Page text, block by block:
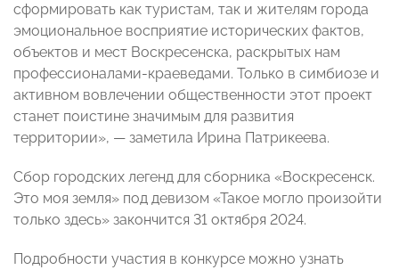
сформировать как туристам, так и жителям города
эмоциональное восприятие исторических фактов,
объектов и мест Воскресенска, раскрытых нам
профессионалами-краеведами. Только в симбиозе и
активном вовлечении общественности этот проект
станет поистине значимым для развития
территории», — заметила Ирина Патрикеева.
Сбор городских легенд для сборника «Воскресенск.
Это моя земля» под девизом «Такое могло произойти
только здесь» закончится 31 октября 2024.
Подробности участия в конкурсе можно узнать